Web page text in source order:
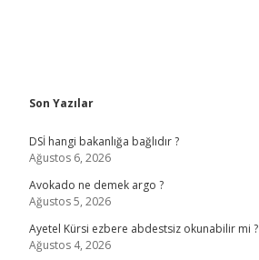
Sidebar
Son Yazılar
DSİ hangi bakanlığa bağlıdır ?
Ağustos 6, 2026
Avokado ne demek argo ?
Ağustos 5, 2026
Ayetel Kürsi ezbere abdestsiz okunabilir mi ?
Ağustos 4, 2026